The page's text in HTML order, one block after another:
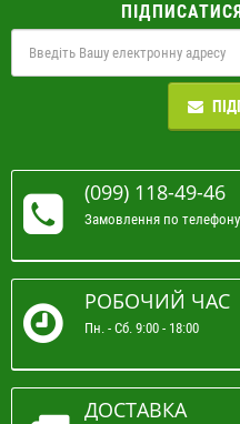
(099) 118-49-46
Замовлення по телефону
РОБОЧИЙ ЧАС
Пн. - Сб. 9:00 - 18:00
ДОСТАВКА